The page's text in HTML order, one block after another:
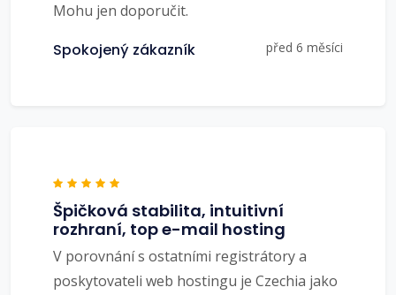
Mohu jen doporučit.
Spokojený zákazník před 6 měsíci
Špičková stabilita, intuitivní
rozhraní, top e-mail hosting
V porovnání s ostatními registrátory a
poskytovateli web hostingu je Czechia jako